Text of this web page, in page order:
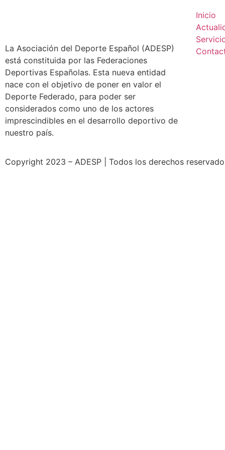
La Asociación del Deporte Español (ADESP)
está constituida por las Federaciones
Deportivas Españolas. Esta nueva entidad
nace con el objetivo de poner en valor el
Deporte Federado, para poder ser
considerados como uno de los actores
imprescindibles en el desarrollo deportivo de
nuestro país.
Inicio
Copyright 2023 – ADESP | Todos los derechos